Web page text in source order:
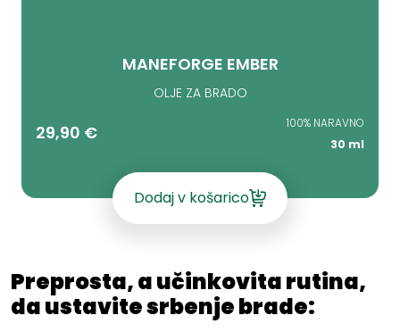
MANEFORGE EMBER
OLJE ZA BRADO
29,90 €
100% NARAVNO
30 ml
Dodaj v košarico
Preprosta, a učinkovita rutina,
da ustavite srbenje brade: